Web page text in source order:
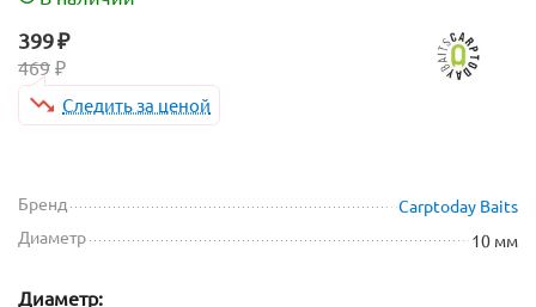
399₽
469 ₽
Следить за ценой
Бренд
Carptoday Baits
Диаметр
10 мм
Диаметр: